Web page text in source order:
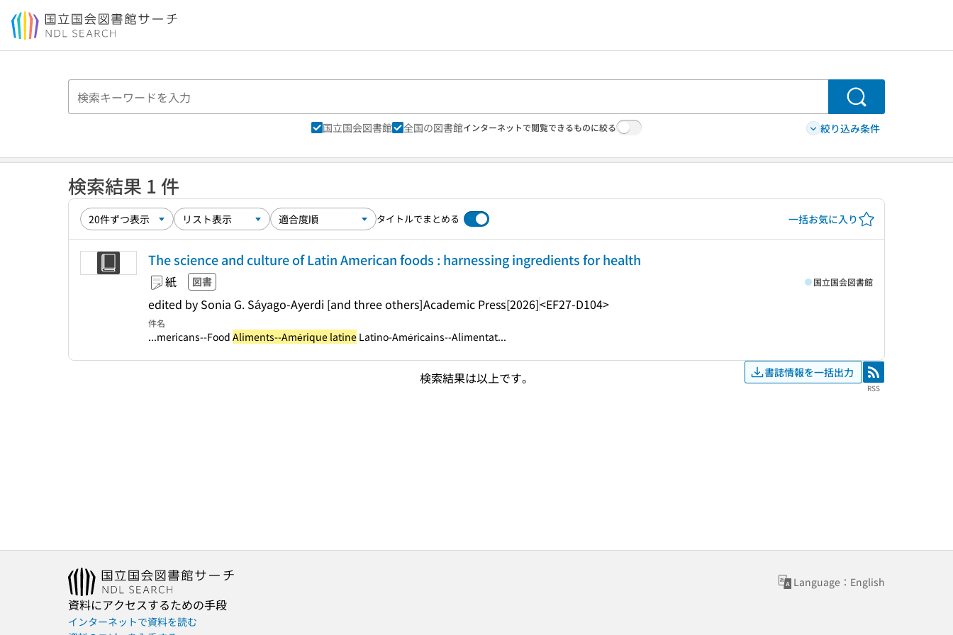
本文へ移動
検索
国立国会図書館 全国の図書館インターネットで閲覧できるものに絞る 絞り込み条件
検索結果 1 件
タイトルでまとめる 一括お気に入り
The science and culture of Latin American foods : harnessing ingredients for health
紙 図書
edited by Sonia G. Sáyago-Ayerdi [and three others]Academic Press[2026]<EF27-D104>
国立国会図書館
件名
...mericans--Food Aliments--Amérique latine Latino-Américains--Alimentat...
検索結果は以上です。 書誌情報を一括出力 RSS
RSS
Language：English
資料にアクセスするための手段
インターネットで資料を読む